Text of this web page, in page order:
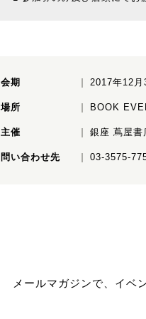
会期 2017年12月
場所 BOOK
主催 銀座 蔦屋書
問い合わせ先 03-3575-
メールマガジンで、イベ